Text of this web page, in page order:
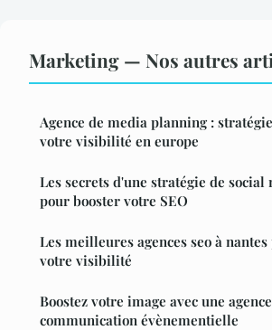
Marketing — Nos autres
Agence de media planning :
votre visibilité en europe
Les secrets d'une stratégie de social
pour booster votre SEO
Les meilleures agences seo à
votre visibilité
Boostez votre image avec une
communication évènementielle